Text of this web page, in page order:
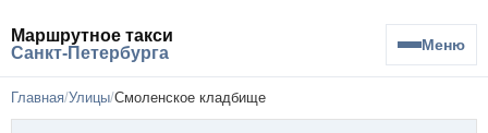
Маршрутное такси
Санкт-Петербурга
Меню
Главная Улицы Смоленское кладбище